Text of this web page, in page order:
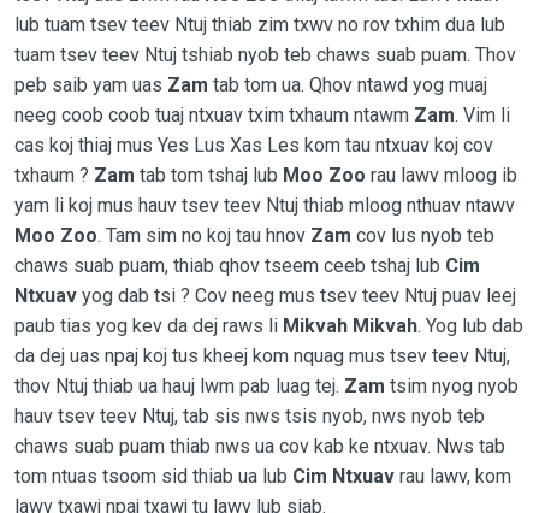
lub tuam tsev teev Ntuj thiab zim txwv no rov txhim dua lub
tuam tsev teev Ntuj tshiab nyob teb chaws suab puam. Thov
peb saib yam uas Zam tab tom ua. Qhov ntawd yog muaj
neeg coob coob tuaj ntxuav txim txhaum ntawm Zam. Vim li
cas koj thiaj mus Yes Lus Xas Les kom tau ntxuav koj cov
txhaum ? Zam tab tom tshaj lub Moo Zoo rau lawv mloog ib
yam li koj mus hauv tsev teev Ntuj thiab mloog nthuav ntawv
Moo Zoo. Tam sim no koj tau hnov Zam cov lus nyob teb
chaws suab puam, thiab qhov tseem ceeb tshaj lub Cim
Ntxuavyog dab tsi ? Cov neeg mus tsev teev Ntuj puav leej
paub tias yog kev da dej raws li Mikvah Mikvah. Yog lub dab
da dej uas npaj koj tus kheej kom nquag mus tsev teev Ntuj,
thov Ntuj thiab ua hauj lwm pab luag tej. Zam tsim nyog nyob
hauv tsev teev Ntuj, tab sis nws tsis nyob, nws nyob teb
chaws suab puam thiab nws ua cov kab ke ntxuav. Nws tab
tom ntuas tsoom sid thiab ua lub Cim Ntxuavrau lawv, kom
lawv txawj npaj txawj tu lawv lub siab.